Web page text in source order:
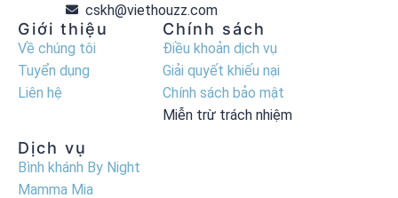
cskh@viethouzz.com
Giới thiệu
Về chúng tôi
Tuyển dụng
Liên hệ
Chính sách
Điều khoản dịch vụ
Giải quyết khiếu nại
Chính sách bảo mật
Miễn trừ trách nhiệm
Dịch vụ
Bình khánh By Night
Mamma Mia